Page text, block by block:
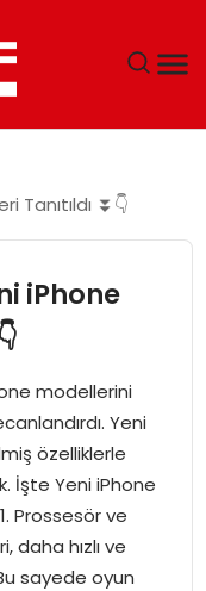
Tanıtıldı ⏬👇
iPhone
modellerini
Yeni
özelliklerle
İşte Yeni iPhone
Prossesör ve
daha hızlı ve
sayede oyun